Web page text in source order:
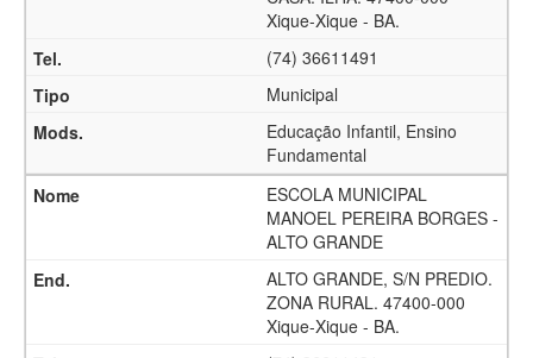
Xique-Xique - BA.
(74) 36611491
Municipal
Educação Infantil, Ensino
Fundamental
ESCOLA MUNICIPAL
MANOEL PEREIRA BORGES -
ALTO GRANDE
ALTO GRANDE, S/N PREDIO.
ZONA RURAL. 47400-000
Xique-Xique - BA.